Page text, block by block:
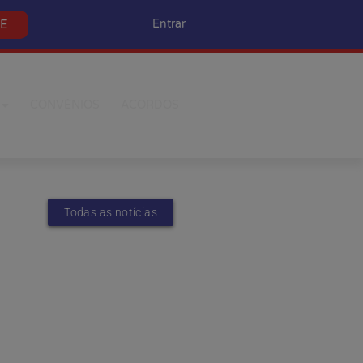
Entrar
Todas as notícias